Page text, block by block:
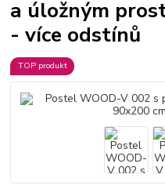
a úložným
- více odstínů
TOP produkt